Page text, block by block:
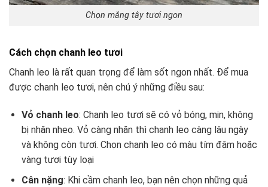
Chọn măng tây tươi ngon
Cách chọn chanh leo tươi
Chanh leo là rất quan trọng để làm sốt ngon nhất. Để mua
được chanh leo tươi, nên chú ý những điều sau:
Vỏ chanh leo: Chanh leo tươi sẽ có vỏ bóng, mịn, không
bị nhăn nheo. Vỏ càng nhăn thì chanh leo càng lâu ngày
và không còn tươi. Chọn chanh leo có màu tím đậm hoặc
vàng tươi tùy loại
Cân nặng: Khi cầm chanh leo, bạn nên chọn những quả